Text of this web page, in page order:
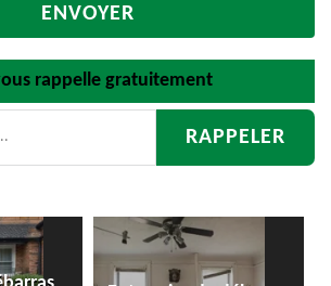
rappelle gratuitement